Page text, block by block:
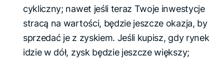
cykliczny; nawet jeśli teraz Twoje inwestycje
stracą na wartości, będzie jeszcze okazja, by
sprzedać je z zyskiem. Jeśli kupisz, gdy rynek
idzie w dół, zysk będzie jeszcze większy;